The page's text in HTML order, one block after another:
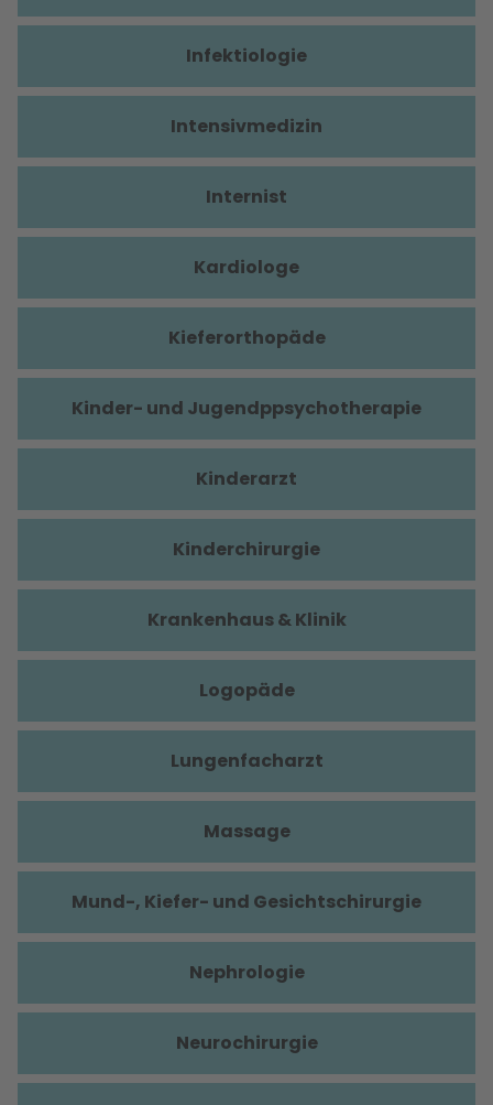
Infektiologie
Intensivmedizin
Internist
Kardiologe
Kieferorthopäde
Kinder- und Jugendppsychotherapie
Kinderarzt
Kinderchirurgie
Krankenhaus & Klinik
Logopäde
Lungenfacharzt
Massage
Mund-, Kiefer- und Gesichtschirurgie
Nephrologie
Neurochirurgie